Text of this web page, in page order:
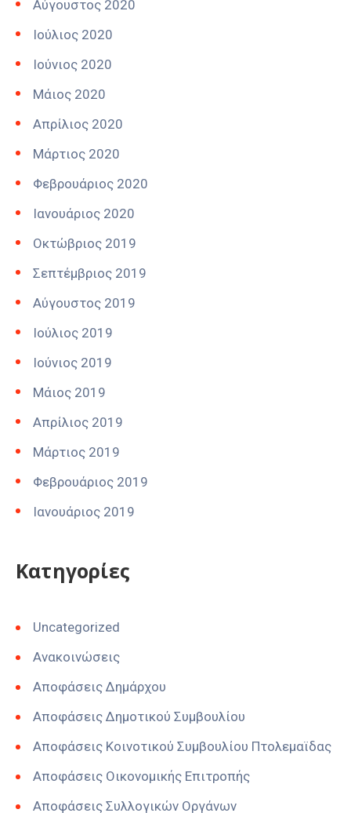
Αύγουστος 2020
Ιούλιος 2020
Ιούνιος 2020
Μάιος 2020
Απρίλιος 2020
Μάρτιος 2020
Φεβρουάριος 2020
Ιανουάριος 2020
Οκτώβριος 2019
Σεπτέμβριος 2019
Αύγουστος 2019
Ιούλιος 2019
Ιούνιος 2019
Μάιος 2019
Απρίλιος 2019
Μάρτιος 2019
Φεβρουάριος 2019
Ιανουάριος 2019
Kατηγορίες
Uncategorized
Ανακοινώσεις
Αποφάσεις Δημάρχου
Αποφάσεις Δημοτικού Συμβουλίου
Αποφάσεις Κοινοτικού Συμβουλίου Πτολεμαϊδας
Αποφάσεις Οικονομικής Επιτροπής
Αποφάσεις Συλλογικών Οργάνων